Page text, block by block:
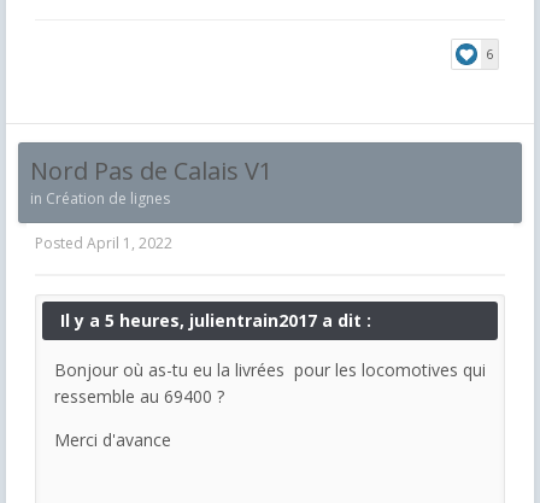
6
Nord Pas de Calais V1
in Création de lignes
Posted April 1, 2022
Il y a 5 heures, julientrain2017 a dit :
Bonjour où as-tu eu la livrées pour les locomotives qui
ressemble au 69400 ?
Merci d'avance